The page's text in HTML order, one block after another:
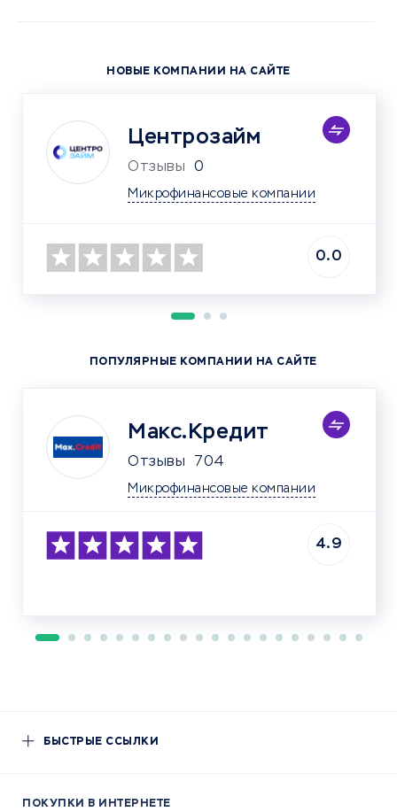
НОВЫЕ КОМПАНИИ НА САЙТЕ
Центрозайм
Отзывы 0
Микрофинансовые компании
0.0
ПОПУЛЯРНЫЕ КОМПАНИИ НА САЙТЕ
Макс.Кредит
Отзывы 704
Микрофинансовые компании
4.9
БЫСТРЫЕ ССЫЛКИ
ПОКУПКИ В ИНТЕРНЕТЕ